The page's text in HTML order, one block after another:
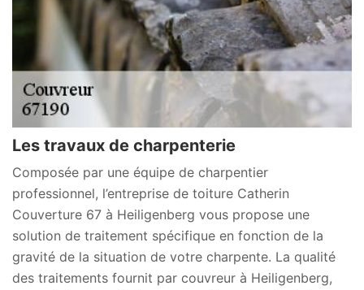
Les travaux de charpenterie
Composée par une équipe de charpentier
professionnel, l’entreprise de toiture Catherin
Couverture 67 à Heiligenberg vous propose une
solution de traitement spécifique en fonction de la
gravité de la situation de votre charpente. La qualité
des traitements fournit par couvreur à Heiligenberg,